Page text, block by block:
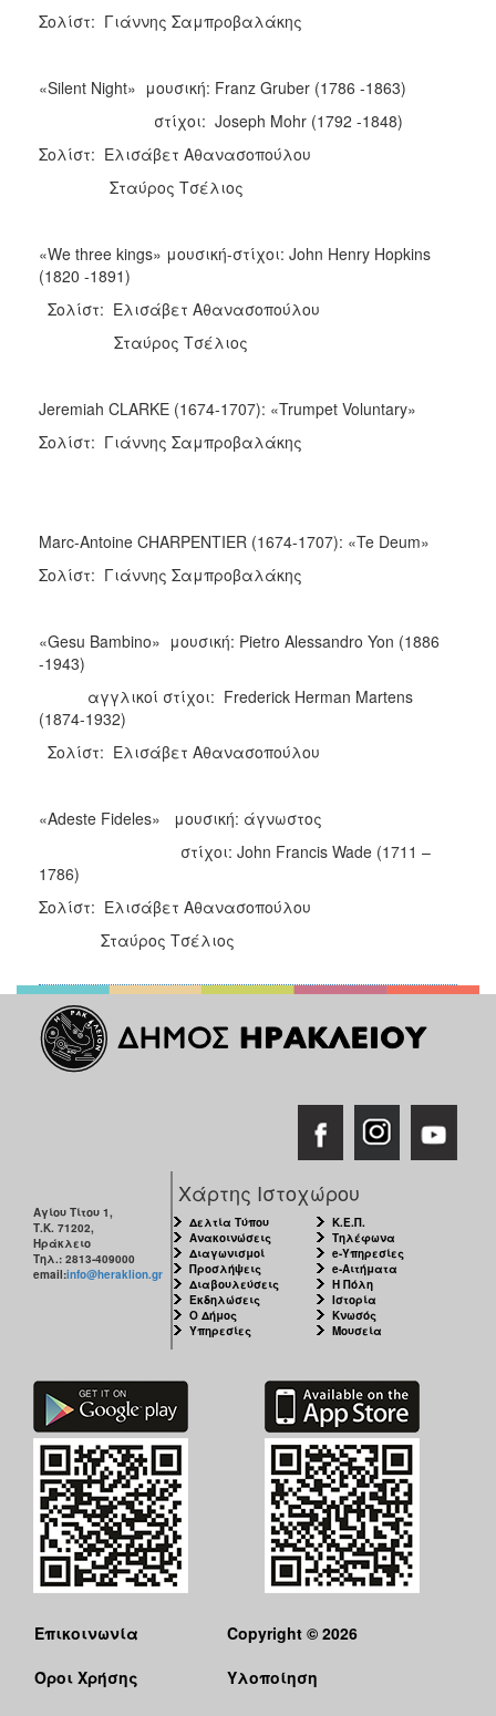
Σολίστ: Γιάννης Σαμπροβαλάκης
«Silent Night» μουσική: Franz Gruber (1786 -1863)
στίχοι: Joseph Mohr (1792 -1848)
Σολίστ: Ελισάβετ Αθανασοπούλου
Σταύρος Τσέλιος
«We three kings» μουσική-στίχοι: John Henry Hopkins
(1820 -1891)
Σολίστ: Ελισάβετ Αθανασοπούλου
Σταύρος Τσέλιος
Jeremiah CLARKE (1674-1707): «Trumpet Voluntary»
Σολίστ: Γιάννης Σαμπροβαλάκης
Marc-Antoine CHARPENTIER (1674-1707): «Te Deum»
Σολίστ: Γιάννης Σαμπροβαλάκης
«Gesu Bambino» μουσική: Pietro Alessandro Yon (1886
-1943)
αγγλικοί στίχοι: Frederick Herman Martens
(1874-1932)
Σολίστ: Ελισάβετ Αθανασοπούλου
«Adeste Fideles» μουσική: άγνωστος
στίχοι: John Francis Wade (1711 –
1786)
Σολίστ: Ελισάβετ Αθανασοπούλου
Σταύρος Τσέλιος
Αγίου Τίτου 1,
Τ.Κ. 71202,
Ηράκλειο
Τηλ.: 2813-409000
email:info@heraklion.gr
Χάρτης Ιστοχώρου
Δελτία Τύπου
Ανακοινώσεις
Διαγωνισμοί
Προσλήψεις
Διαβουλεύσεις
Εκδηλώσεις
Ο Δήμος
Υπηρεσίες
Κ.Ε.Π.
Τηλέφωνα
e-Υπηρεσίες
e-Αιτήματα
Η Πόλη
Ιστορία
Κνωσός
Μουσεία
Επικοινωνία
Όροι Χρήσης
Copyright © 2026
Υλοποίηση